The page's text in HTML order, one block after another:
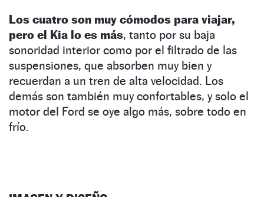
Los cuatro son muy cómodos para viajar,
pero el Kia lo es más, tanto por su baja
sonoridad interior como por el filtrado de las
suspensiones, que absorben muy bien y
recuerdan a un tren de alta velocidad. Los
demás son también muy confortables, y solo el
motor del Ford se oye algo más, sobre todo en
frío.